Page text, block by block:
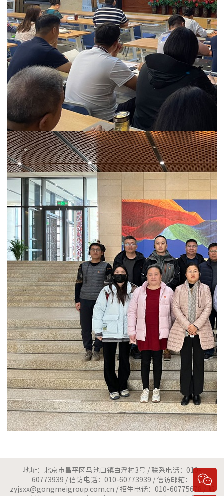
地址：北京市昌平区马池口镇白浮村3号 / 联系电话：010-
60773939 / 信访电话：010-60773939 / 信访邮箱：
zyjsxx@gongmeigroup.com.cn / 招生电话：010-60775678 / 邮
